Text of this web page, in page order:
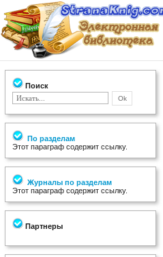
Поиск
По разделам
Этот параграф содержит ссылку.
Журналы по разделам
Этот параграф содержит ссылку.
Партнеры